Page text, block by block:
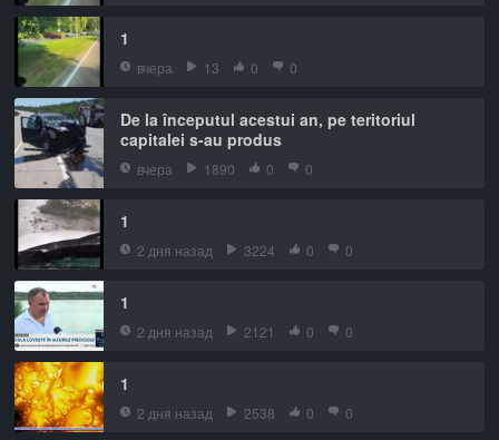
1
вчера 13 0 0
De la începutul acestui an, pe teritoriul
capitalei s-au produs
вчера 1890 0 0
1
2 дня назад 3224 0 0
1
2 дня назад 2121 0 0
1
2 дня назад 2538 0 0